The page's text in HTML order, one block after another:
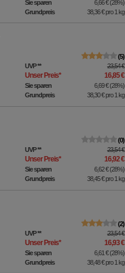
Sie sparen 6,66 €(28%)
Grundpreis
38,36 €pro 1 kg
5
UVP** 23,54 €
Unser Preis* 16,85 €
Sie sparen 6,69 €(28%)
Grundpreis
38,30 €pro 1 kg
0
UVP** 23,54 €
Unser Preis* 16,92 €
Sie sparen 6,62 €(28%)
Grundpreis
38,45 €pro 1 kg
2
UVP** 23,54 €
Unser Preis* 16,93 €
Sie sparen 6,61 €(28%)
Grundpreis
38,48 €pro 1 kg